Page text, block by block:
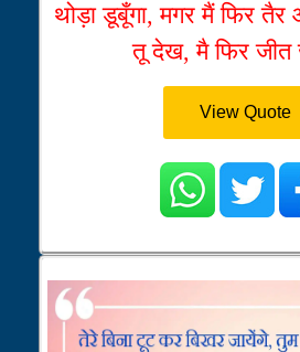
थोड़ा डूबूँगा, मगर मैं फिर तैर
तू देख, मै फिर
View Quote